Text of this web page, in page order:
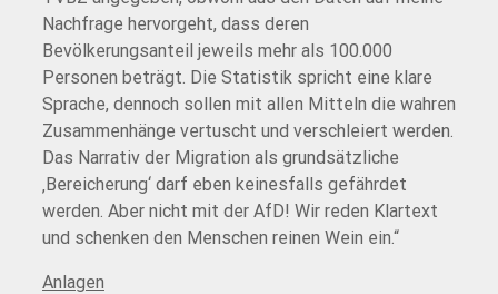
Nachfrage hervorgeht, dass deren
Bevölkerungsanteil jeweils mehr als 100.000
Personen beträgt. Die Statistik spricht eine klare
Sprache, dennoch sollen mit allen Mitteln die wahren
Zusammenhänge vertuscht und verschleiert werden.
Das Narrativ der Migration als grundsätzliche
‚Bereicherung‘ darf eben keinesfalls gefährdet
werden. Aber nicht mit der AfD! Wir reden Klartext
und schenken den Menschen reinen Wein ein.“
Anlagen